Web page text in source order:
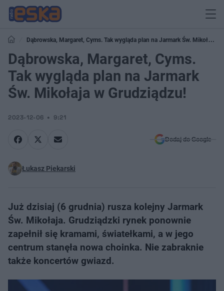
Dąbrowska, Margaret, Cyms. Tak wygląda plan na Jarmark Św. Mikołaja w
Grudziądzu!
Dąbrowska, Margaret, Cyms.
Tak wygląda plan na Jarmark
Św. Mikołaja w Grudziądzu!
2023-12-06 9:21
Dodaj do Google
Łukasz Piekarski
Już dzisiaj (6 grudnia) rusza kolejny Jarmark
Św. Mikołaja. Grudziądzki rynek ponownie
zapełnił się kramami, światełkami, a w jego
centrum stanęła nowa choinka. Nie zabraknie
także koncertów gwiazd.